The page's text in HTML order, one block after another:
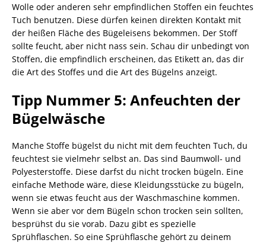
Wolle oder anderen sehr empfindlichen Stoffen ein feuchtes
Tuch benutzen. Diese dürfen keinen direkten Kontakt mit
der heißen Fläche des Bügeleisens bekommen. Der Stoff
sollte feucht, aber nicht nass sein. Schau dir unbedingt von
Stoffen, die empfindlich erscheinen, das Etikett an, das dir
die Art des Stoffes und die Art des Bügelns anzeigt.
Tipp Nummer 5: Anfeuchten der
Bügelwäsche
Manche Stoffe bügelst du nicht mit dem feuchten Tuch, du
feuchtest sie vielmehr selbst an. Das sind Baumwoll- und
Polyesterstoffe. Diese darfst du nicht trocken bügeln. Eine
einfache Methode wäre, diese Kleidungsstücke zu bügeln,
wenn sie etwas feucht aus der Waschmaschine kommen.
Wenn sie aber vor dem Bügeln schon trocken sein sollten,
besprühst du sie vorab. Dazu gibt es spezielle
Sprühflaschen. So eine Sprühflasche gehört zu deinem